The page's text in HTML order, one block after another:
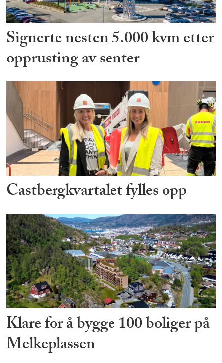
Signerte nesten 5.000 kvm etter
opprusting av senter
Castbergkvartalet fylles opp
Klare for å bygge 100 boliger på
Melkeplassen